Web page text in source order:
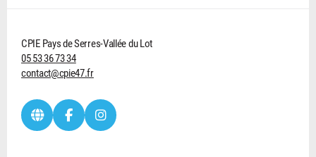
CPIE Pays de Serres-Vallée du Lot
05 53 36 73 34
contact@cpie47.fr